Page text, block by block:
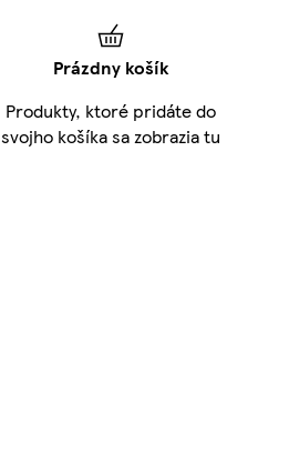
Prázdny košík
Produkty, ktoré pridáte do
svojho košíka sa zobrazia tu